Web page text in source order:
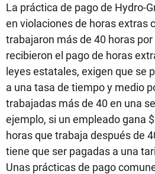
La práctica de pago de Hydro-
en violaciones de horas extras
trabajaron más de 40 horas
recibieron el pago de horas
leyes estatales, exigen que se
a una tasa de tiempo y medio
trabajadas más de 40 en una
ejemplo, si un empleado gana
horas que trabaja después de
tiene que ser pagadas a una
Unas prácticas de pago